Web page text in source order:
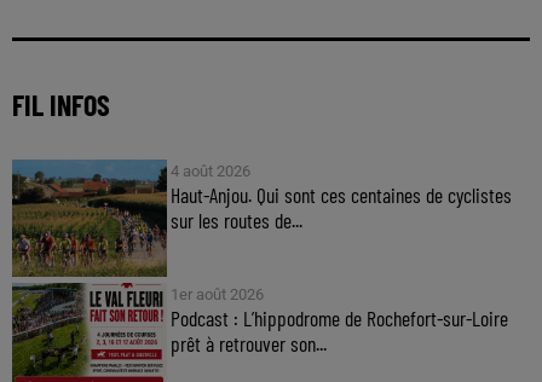
FIL INFOS
4 août 2026
Haut-Anjou. Qui sont ces centaines de cyclistes
sur les routes de...
1er août 2026
Podcast : L’hippodrome de Rochefort-sur-Loire
prêt à retrouver son...